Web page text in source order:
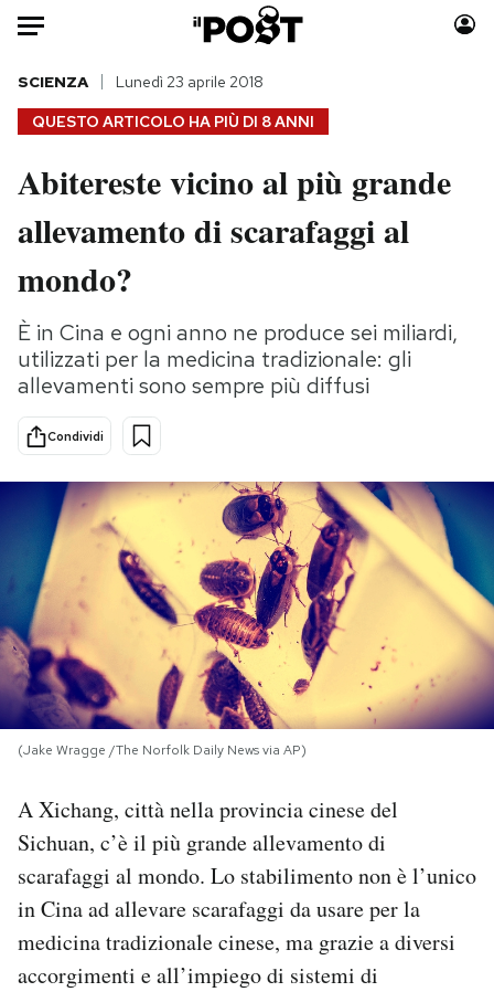
Auto
HOME
Italia
Politica
Tecnologia
Scienza
Cultura
Sport
Moda
Consumismi
Media
Europa
PODCAST
NEWSLETTER
I MIEI PREFERITI
SHOP
AREA PERSONALE
Area Personale
Newsletter
QUESTO ARTICOLO HA PIÙ DI 8 ANNI
SCIENZA Lunedì 23 aprile 2018
Abitereste vicino al più grande
allevamento di scarafaggi al
mondo?
È in Cina e ogni anno ne produce sei miliardi,
utilizzati per la medicina tradizionale: gli
allevamenti sono sempre più diffusi
Condividi
(Jake Wragge /The Norfolk Daily News via AP)
A Xichang, città nella provincia cinese del
Sichuan, c’è il più grande allevamento di
scarafaggi al mondo. Lo stabilimento non è l’unico
in Cina ad allevare scarafaggi da usare per la
medicina tradizionale cinese, ma grazie a diversi
accorgimenti e all’impiego di sistemi di